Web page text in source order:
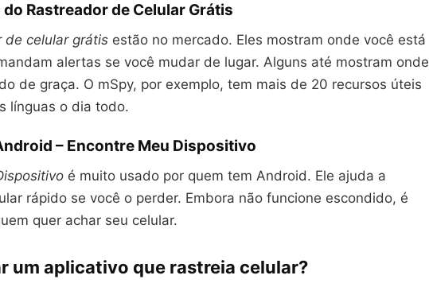
Rastreador de Celular Grátis
de celular grátis estão no mercado. Eles mostram onde você está
alertas se você mudar de lugar. Alguns até mostram onde
de graça. O mSpy, por exemplo, tem mais de 20 recursos úteis
línguas o dia todo.
– Encontre Meu Dispositivo
é muito usado por quem tem Android. Ele ajuda a
rápido se você o perder. Embora não funcione escondido, é
quer achar seu celular.
um aplicativo que rastreia celular?